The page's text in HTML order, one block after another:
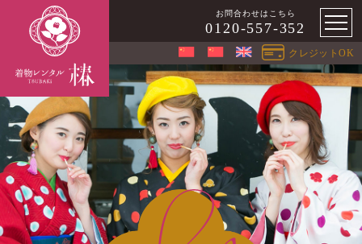
お問合わせはこちら
0120-557-352
クレジットOK